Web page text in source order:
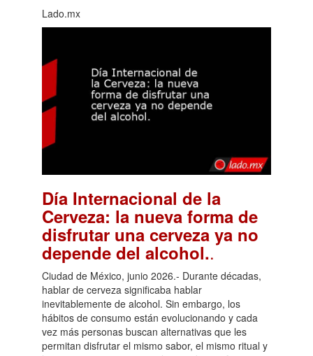
Lado.mx
Día Internacional de la
Cerveza: la nueva forma de
disfrutar una cerveza ya no
depende del alcohol..
Ciudad de México, junio 2026.- Durante décadas,
hablar de cerveza significaba hablar
inevitablemente de alcohol. Sin embargo, los
hábitos de consumo están evolucionando y cada
vez más personas buscan alternativas que les
permitan disfrutar el mismo sabor, el mismo ritual y